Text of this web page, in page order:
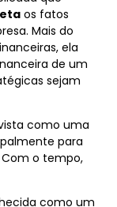
os fatos
Mais do
ela
de um
sejam
como uma
para
o tempo,
como um